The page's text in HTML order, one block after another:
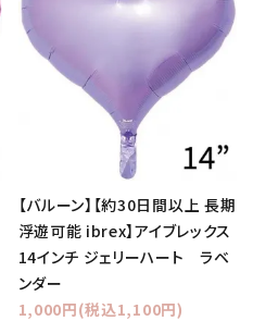
【バルーン】【約30日間以上 長期
浮遊可能 ibrex】アイブレックス
14インチ ジェリーハート ラベ
ンダー
1,000円(税込1,100円)